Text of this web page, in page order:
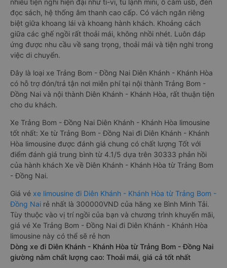
nhiều tiện nghi hiện đại như ti-vi, tủ lạnh mini, ổ cắm usb, đèn
đọc sách, hệ thống âm thanh cao cấp. Có vách ngăn riêng
biệt giữa khoang lái và khoang hành khách. Khoảng cách
giữa các ghế ngồi rất thoải mái, không nhồi nhét. Luôn đáp
ứng được nhu cầu về sang trọng, thoải mái và tiện nghi trong
việc di chuyển.
Đây là loại xe Trảng Bom - Đồng Nai Diên Khánh - Khánh Hòa
có hỗ trợ đón/trả tận nơi miễn phí tại nội thành Trảng Bom -
Đồng Nai và nội thành Diên Khánh - Khánh Hòa, rất thuận tiện
cho du khách.
Xe Trảng Bom - Đồng Nai Diên Khánh - Khánh Hòa limousine
tốt nhất: Xe từ Trảng Bom - Đồng Nai đi Diên Khánh - Khánh
Hòa limousine được đánh giá chung có chất lượng Tốt với
điểm đánh giá trung bình từ 4.1/5 dựa trên 30333 phản hồi
của hành khách Xe về Diên Khánh - Khánh Hòa từ Trảng Bom
- Đồng Nai.
Giá vé xe limousine đi Diên Khánh - Khánh Hòa từ Trảng Bom -
Đồng Nai rẻ nhất là 300000VND của hãng xe Bình Minh Tải.
Tùy thuộc vào vị trí ngồi của bạn và chương trình khuyến mãi,
giá vé Xe Trảng Bom - Đồng Nai đi Diên Khánh - Khánh Hòa
limousine này có thể sẽ rẻ hơn
Dòng xe đi Diên Khánh - Khánh Hòa từ Trảng Bom - Đồng Nai
giường nằm chất lượng cao: Thoải mái, giá cả tốt nhất